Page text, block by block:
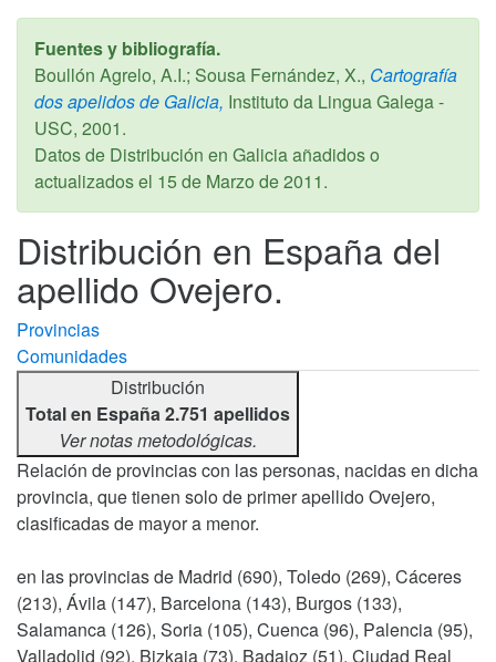
Fuentes y bibliografía.
Boullón Agrelo, A.I.; Sousa Fernández, X., Cartografía
dos apelidos de Galicia, Instituto da Lingua Galega -
USC, 2001.
Datos de Distribución en Galicia añadidos o
actualizados el 15 de Marzo de 2011.
Distribución en España del
apellido Ovejero.
Provincias
Comunidades
Distribución
Total en España 2.751 apellidos
Ver notas metodológicas.
Relación de provincias con las personas, nacidas en dicha
provincia, que tienen solo de primer apellido Ovejero,
clasificadas de mayor a menor.
en las provincias de Madrid (690), Toledo (269), Cáceres
(213), Ávila (147), Barcelona (143), Burgos (133),
Salamanca (126), Soria (105), Cuenca (96), Palencia (95),
Valladolid (92), Bizkaia (73), Badajoz (51), Ciudad Real